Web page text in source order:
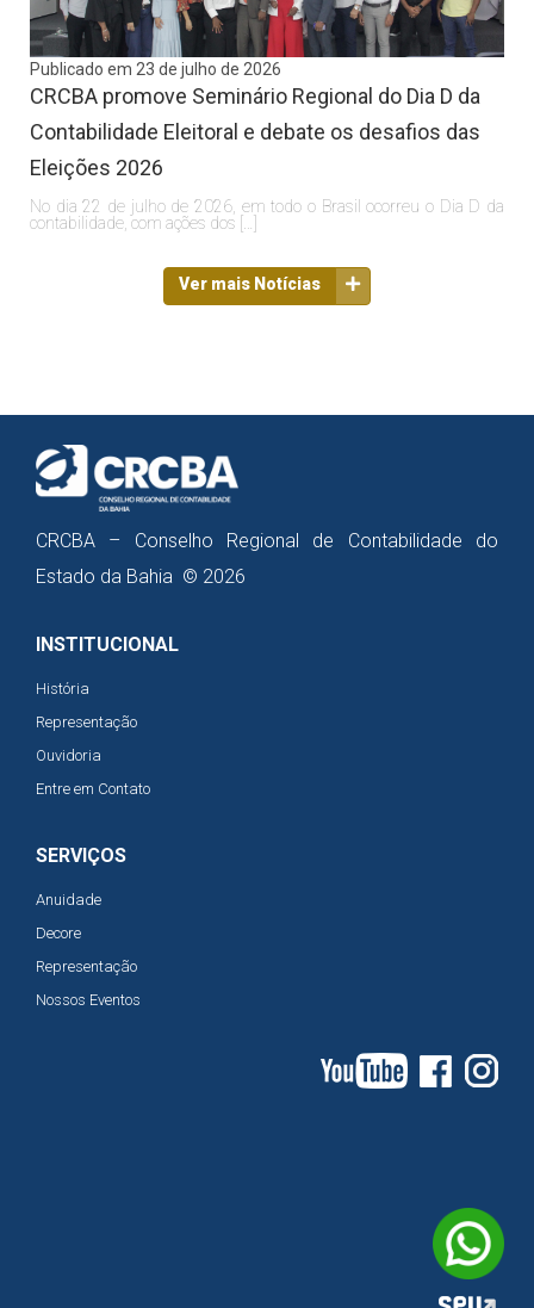
Publicado em 23 de julho de 2026
CRCBA promove Seminário Regional do Dia D da
Contabilidade Eleitoral e debate os desafios das
Eleições 2026
No dia 22 de julho de 2026, em todo o Brasil ocorreu o Dia D da
contabilidade, com ações dos […]
Ver mais Notícias
CRCBA – Conselho Regional de Contabilidade do
Estado da Bahia © 2026
INSTITUCIONAL
História
Representação
Ouvidoria
Entre em Contato
SERVIÇOS
Anuidade
Decore
Representação
Nossos Eventos